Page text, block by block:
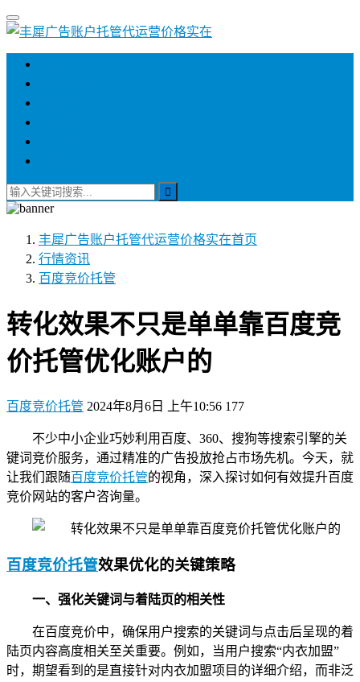
丰犀广告账户托管代运营价格实在首页
行情资讯
百度竞价托管
转化效果不只是单单靠百度竞
价托管优化账户的
百度竞价托管 2024年8月6日 上午10:56 177
不少中小企业巧妙利用百度、360、搜狗等搜索引擎的关
键词竞价服务，通过精准的广告投放抢占市场先机。今天，就
让我们跟随百度竞价托管的视角，深入探讨如何有效提升百度
竞价网站的客户咨询量。
百度竞价托管效果优化的关键策略
一、强化关键词与着陆页的相关性
在百度竞价中，确保用户搜索的关键词与点击后呈现的着
陆页内容高度相关至关重要。例如，当用户搜索“内衣加盟”
时，期望看到的是直接针对内衣加盟项目的详细介绍，而非泛